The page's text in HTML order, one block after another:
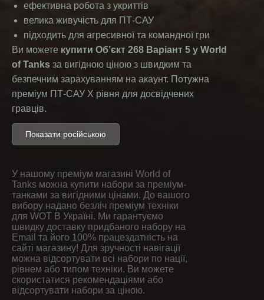
ефективна робота з укриттів
велика живучість для ПТ-САУ
підходить для агресивної та командної гри
Ви можете купити Об’єкт 268 Варіант 5 у World
of Tanks за вигідною ціною з швидким та
безпечним зарахуванням на акаунт. Потужна
преміум ПТ-САУ X рівня для досвідчених
гравців.
Купить Объект 268 Варіант 5
— премиум ПТ-САУ X уровня
World of Tanks
Объект 268 Варіант 5— советская премиум ПТ-
САУ X уровня в игре «Мир танков»,
отличающаяся мощной пушкой, высоким
разовым уроном и стабильной работой на
средних и дальних дистанциях.
Если вам нужнапремиум ПТ X уровня для
агрессивного и позиционного стиля игры
Объект 268 Варіант 5 станет отличным выбором.
Показати російською
У нашому преміум магазині World of
Tanks можна купити набори за преміум-
танками за вигідними цінами. До вашого
вибору надано безліч преміум техніки
для WOT В Україні. Ми гарантуємо
швидку доставку придбаного набору на
Email та його 100% працездатність на
сайті магазину! Для зручності навігації
можна відсортувати всі набори по нації,
рівнем або типом техніки. Ви можете
скористатися рекомендаціями або
відсортувати набори за ціною.